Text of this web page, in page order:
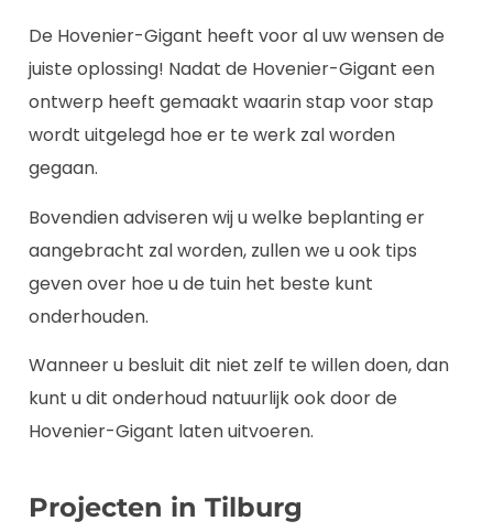
De Hovenier-Gigant heeft voor al uw wensen de
juiste oplossing! Nadat de Hovenier-Gigant een
ontwerp heeft gemaakt waarin stap voor stap
wordt uitgelegd hoe er te werk zal worden
gegaan.
Bovendien adviseren wij u welke beplanting er
aangebracht zal worden, zullen we u ook tips
geven over hoe u de tuin het beste kunt
onderhouden.
Wanneer u besluit dit niet zelf te willen doen, dan
kunt u dit onderhoud natuurlijk ook door de
Hovenier-Gigant laten uitvoeren.
Projecten in Tilburg